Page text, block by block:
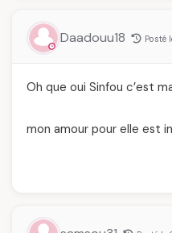
Daadouu18 Posté
Oh que oui Sinfou c’est
mon amour pour elle est